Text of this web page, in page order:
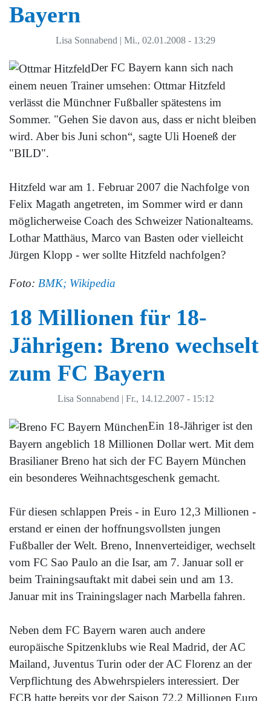
Bayern
Lisa Sonnabend | Mi., 02.01.2008 - 13:29
Der FC Bayern kann sich nach
einem neuen Trainer umsehen: Ottmar Hitzfeld
verlässt die Münchner Fußballer spätestens im
Sommer. "Gehen Sie davon aus, dass er nicht bleiben
wird. Aber bis Juni schon“, sagte Uli Hoeneß der
"BILD".
Hitzfeld war am 1. Februar 2007 die Nachfolge von
Felix Magath angetreten, im Sommer wird er dann
möglicherweise Coach des Schweizer Nationalteams.
Lothar Matthäus, Marco van Basten oder vielleicht
Jürgen Klopp - wer sollte Hitzfeld nachfolgen?
Foto: BMK; Wikipedia
18 Millionen für 18-
Jährigen: Breno wechselt
zum FC Bayern
Lisa Sonnabend | Fr., 14.12.2007 - 15:12
Ein 18-Jähriger ist den
Bayern angeblich 18 Millionen Dollar wert. Mit dem
Brasilianer Breno hat sich der FC Bayern München
ein besonderes Weihnachtsgeschenk gemacht.
Für diesen schlappen Preis - in Euro 12,3 Millionen -
erstand er einen der hoffnungsvollsten jungen
Fußballer der Welt. Breno, Innenverteidiger, wechselt
vom FC Sao Paulo an die Isar, am 7. Januar soll er
beim Trainingsauftakt mit dabei sein und am 13.
Januar mit ins Trainingslager nach Marbella fahren.
Neben dem FC Bayern waren auch andere
europäische Spitzenklubs wie Real Madrid, der AC
Mailand, Juventus Turin oder der AC Florenz an der
Verpflichtung des Abwehrspielers interessiert. Der
FCB hatte bereits vor der Saison 72,2 Millionen Euro